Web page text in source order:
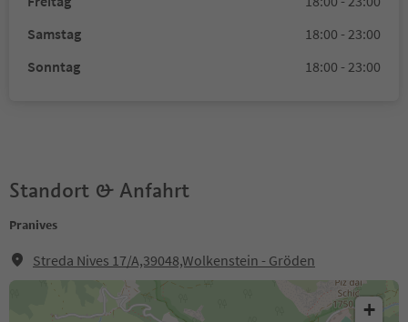
Samstag
18:00 - 23:00
Sonntag
18:00 - 23:00
Standort & Anfahrt
Pranives
Streda Nives 17/A,39048,Wolkenstein - Gröden
+